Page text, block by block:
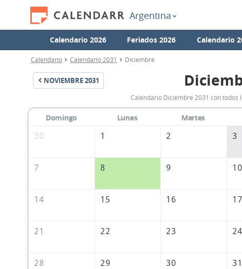
Argentina
Calendario 2026 Feriados 2026 Calendario
Calendario Calendario 2031 Diciembre
NOVIEMBRE2031
Calendario Diciembre 2031 con todos
Domingo Lunes Martes
30
1 2 3
7 8 9 10
14 15 16 17
21 22 23 24
28 29 30 31